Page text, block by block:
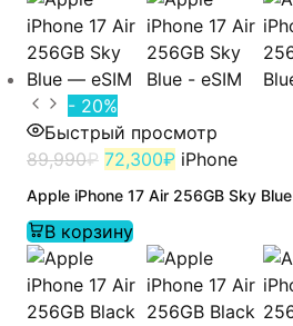
- 20%
Быстрый просмотр
89,990₽ 72,300₽ iPhone
Apple iPhone 17 Air 256GB Sky
В корзину